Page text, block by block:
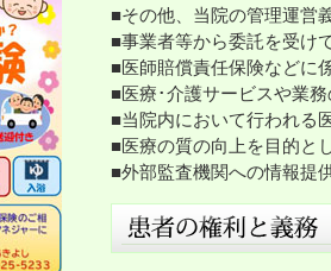
■その他、当院の管理運営
■事業者等から委託を受け
■医師賠償責任保険などに
■医療･介護サービスや業
■当院内において行われる
■医療の質の向上を目的と
■外部監査機関への情報提